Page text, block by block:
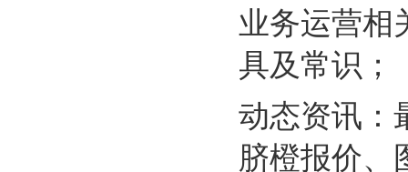
业务运营相
具及常识；
动态资讯：
脐橙报价、